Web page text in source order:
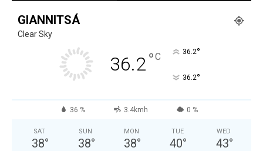
GIANNITSÁ
Clear Sky
36.2°C 36.2°
36.2°
36 % 3.4kmh 0 %
SAT
38°
SUN
38°
MON
38°
TUE
40°
WED
43°